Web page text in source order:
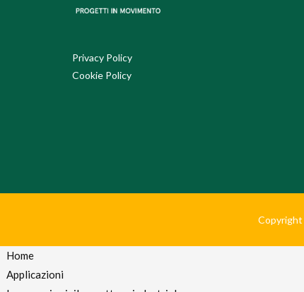
Privacy Policy
Cookie Policy
Copyright
Home
Applicazioni